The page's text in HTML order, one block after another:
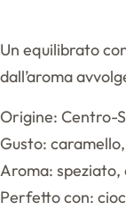
Un equilibrato
dall’aroma
Origine: Centro-
Gusto:
Aroma: speziato,
Perfetto con: